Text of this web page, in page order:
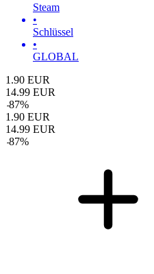
Steam
•
Schlüssel
•
GLOBAL
1.90 EUR
14.99 EUR
-87%
1.90 EUR
14.99 EUR
-87%